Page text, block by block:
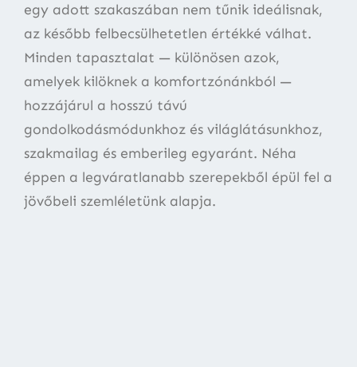
egy adott szakaszában nem tűnik ideálisnak,
az később felbecsülhetetlen értékké válhat.
Minden tapasztalat — különösen azok,
amelyek kilöknek a komfortzónánkból —
hozzájárul a hosszú távú
gondolkodásmódunkhoz és világlátásunkhoz,
szakmailag és emberileg egyaránt. Néha
éppen a legváratlanabb szerepekből épül fel a
jövőbeli szemléletünk alapja.